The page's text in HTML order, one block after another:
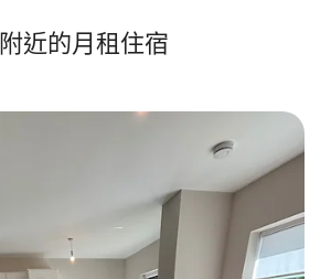
附近的月租住宿